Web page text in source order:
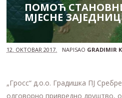
ПОМОЋ
МЈЕСНЕ
12. OKTOBAR 2017. NAPISAO GRADIMIR
„Гросс“ д.о.о. Градишка ПЈ
одговорно привредно друштво,